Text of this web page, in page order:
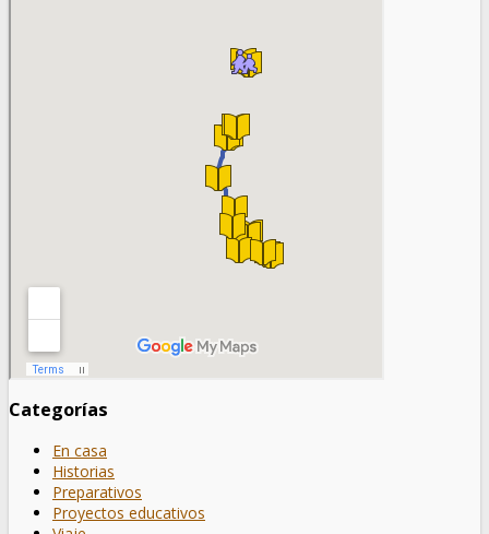
Categorías
En casa
Historias
Preparativos
Proyectos educativos